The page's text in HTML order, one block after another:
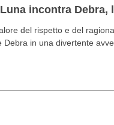
incontra Debra,
del rispetto e del
Debra in una divertente